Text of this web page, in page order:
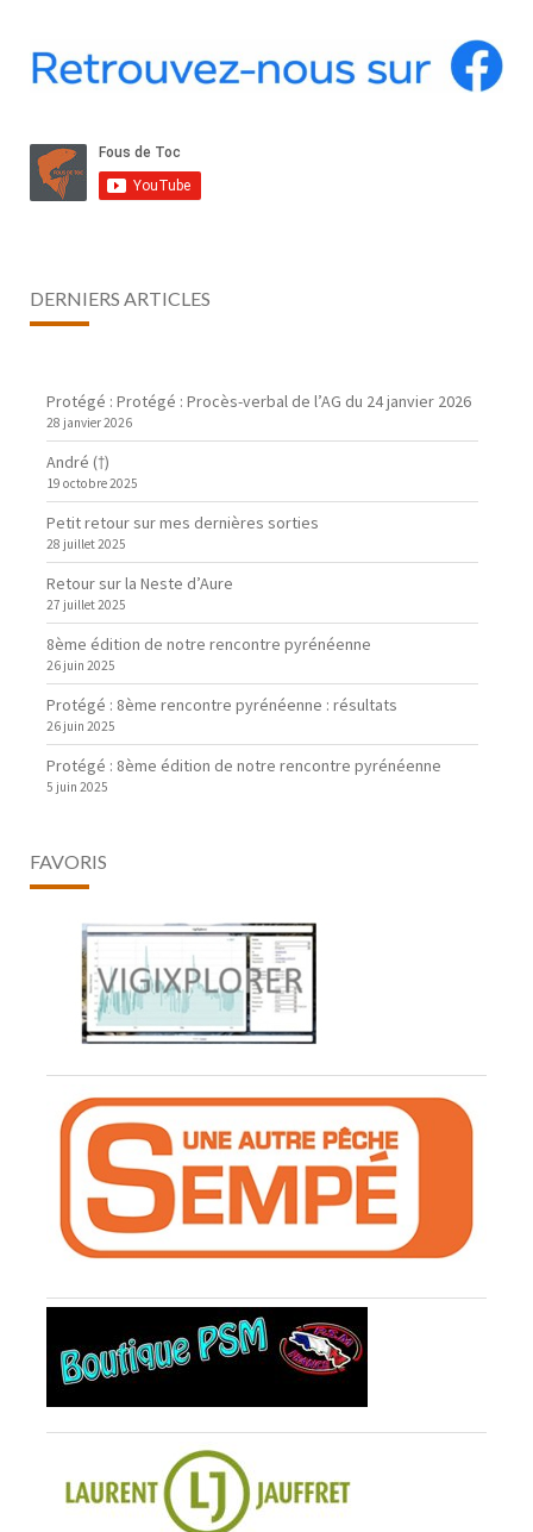
DERNIERS ARTICLES
Protégé : Protégé : Procès-verbal de l’AG du 24 janvier 2026
28 janvier 2026
André (†)
19 octobre 2025
Petit retour sur mes dernières sorties
28 juillet 2025
Retour sur la Neste d’Aure
27 juillet 2025
8ème édition de notre rencontre pyrénéenne
26 juin 2025
Protégé : 8ème rencontre pyrénéenne : résultats
26 juin 2025
Protégé : 8ème édition de notre rencontre pyrénéenne
5 juin 2025
FAVORIS